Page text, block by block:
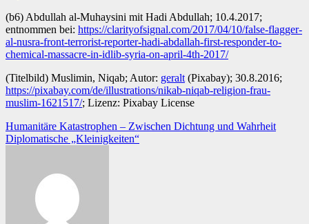
(b6) Abdullah al-Muhaysini mit Hadi Abdullah; 10.4.2017;
entnommen bei: https://clarityofsignal.com/2017/04/10/false-flagger-
al-nusra-front-terrorist-reporter-hadi-abdallah-first-responder-to-
chemical-massacre-in-idlib-syria-on-april-4th-2017/
(Titelbild) Muslimin, Niqab; Autor: geralt (Pixabay); 30.8.2016;
https://pixabay.com/de/illustrations/nikab-niqab-religion-frau-
muslim-1621517/; Lizenz: Pixabay License
Beitragsnavigation
Humanitäre Katastrophen – Zwischen Dichtung und Wahrheit
Diplomatische „Kleinigkeiten“